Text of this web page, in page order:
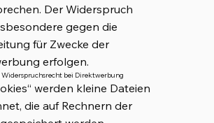
Der Widerspruch
gegen die
für Zwecke der
erfolgen.
Widerspruchsrecht bei Direktwerbung
werden kleine Dateien
die auf Rechnern der